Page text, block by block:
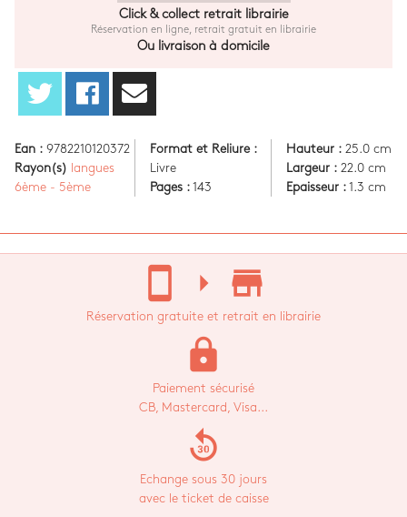
Click & collect retrait librairie
Réservation en ligne, retrait gratuit en librairie
Ou livraison à domicile
Ean : 9782210120372
Rayon(s)
langues
6ème - 5ème
Format et Reliure :
Livre
Pages : 143
Hauteur :25.0 cm
Largeur :22.0 cm
Epaisseur :1.3 cm
stay_current_portrait arrow_right store_mall_directory
Réservation gratuite et retrait en librairie
lock
Paiement sécurisé
CB, Mastercard, Visa...
replay_30
Echange sous 30 jours
avec le ticket de caisse